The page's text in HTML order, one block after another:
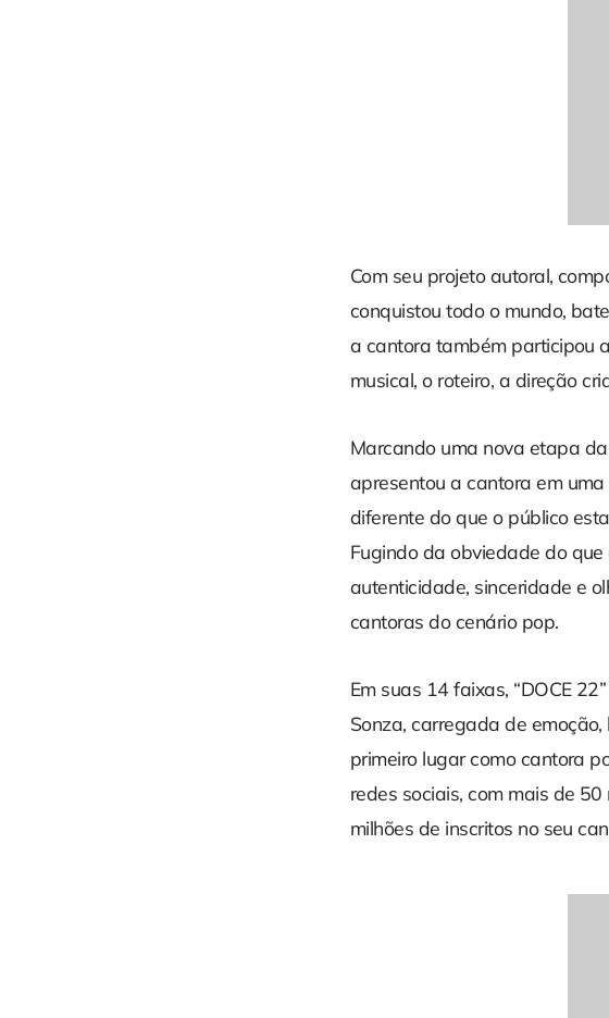
Com seu projeto autoral,
conquistou todo o mundo,
a cantora também participou
musical, o roteiro, a direção
Marcando uma nova etapa
apresentou a cantora em
diferente do que o público
Fugindo da obviedade do
autenticidade, sinceridade e
cantoras do cenário pop.
Em suas 14 faixas, “DOCE
Sonza, carregada de
primeiro lugar como cantora
redes sociais, com mais de
milhões de inscritos no seu